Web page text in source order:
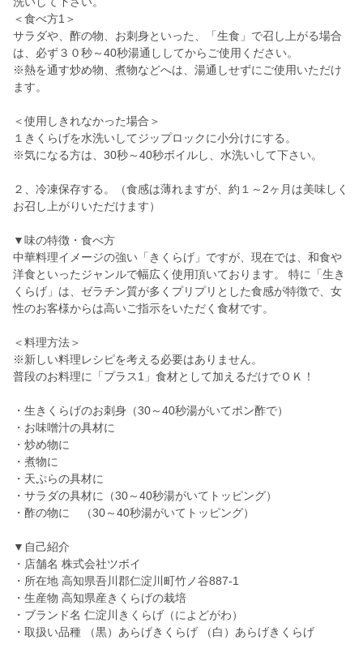
＜食べ方1＞
サラダや、酢の物、お刺身といった、「生食」で召し上がる場合
は、必ず３０秒～40秒湯通ししてからご使用ください。
※熱を通す炒め物、煮物などへは、湯通しせずにご使用いただけ
ます。
＜使用しきれなかった場合＞
１きくらげを水洗いしてジップロックに小分けにする。
※気になる方は、30秒～40秒ボイルし、水洗いして下さい。
２、冷凍保存する。（食感は薄れますが、約１～2ヶ月は美味しく
お召し上がりいただけます）
▼味の特徴・食べ方
中華料理イメージの強い「きくらげ」ですが、現在では、和食や
洋食といったジャンルで幅広く使用頂いております。 特に「生き
くらげ」は、ゼラチン質が多くプリプリとした食感が特徴で、女
性のお客様からは高いご指示をいただく食材です。
＜料理方法＞
※新しい料理レシピを考える必要はありません。
普段のお料理に「プラス1」食材として加えるだけでＯＫ！
・生きくらげのお刺身（30～40秒湯がいてポン酢で）
・お味噌汁の具材に
・炒め物に
・煮物に
・天ぷらの具材に
・サラダの具材に（30～40秒湯がいてトッピング）
・酢の物に （30～40秒湯がいてトッピング）
▼自己紹介
・店舗名 株式会社ツボイ
・所在地 高知県吾川郡仁淀川町竹ノ谷887-1
・生産物 高知県産きくらげの栽培
・ブランド名 仁淀川きくらげ（によどがわ）
・取扱い品種 （黒）あらげきくらげ （白）あらげきくらげ